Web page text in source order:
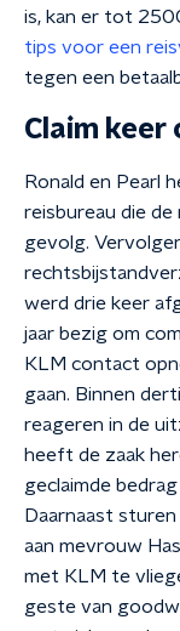
is, kan er tot
tips voor een
tegen een
Claim keer
Ronald en Pearl
reisbureau die
gevolg.
werd drie keer
jaar bezig om
KLM contact
gaan. Binnen
reageren in de
heeft de zaak
geclaimde
Daarnaast
aan mevrouw
met KLM te
geste van